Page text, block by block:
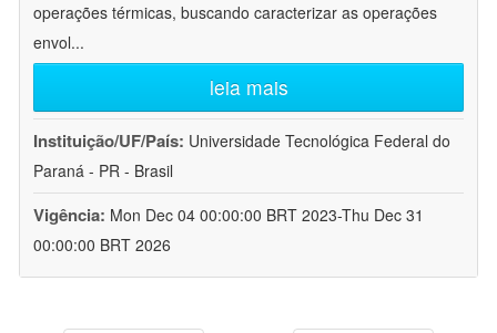
operações térmicas, buscando caracterizar as operações
envol...
leia mais
Instituição/UF/País: Universidade Tecnológica Federal do
Paraná - PR - Brasil
Vigência: Mon Dec 04 00:00:00 BRT 2023-Thu Dec 31
00:00:00 BRT 2026